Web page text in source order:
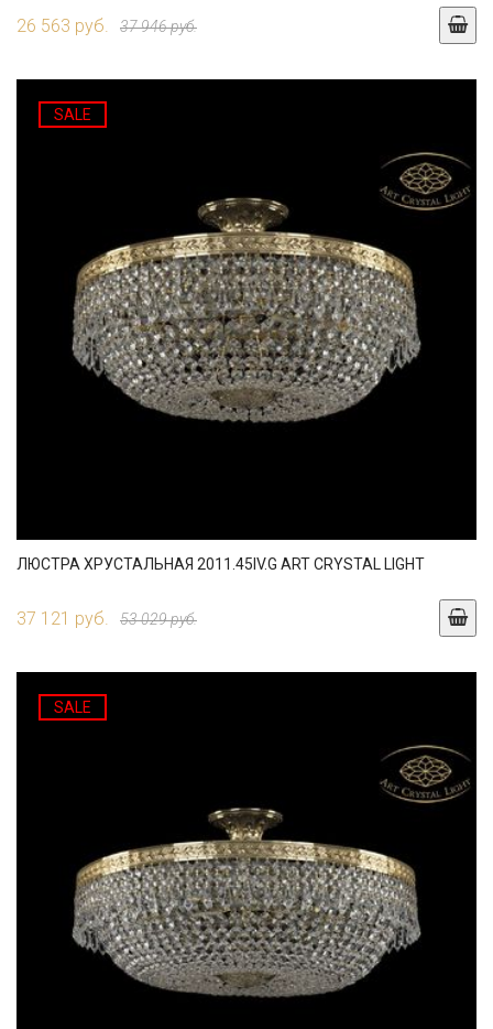
26 563 руб. 37 946 руб.
SALE
ЛЮСТРА ХРУСТАЛЬНАЯ 2011.45IV.G ART CRYSTAL LIGHT
37 121 руб. 53 029 руб.
SALE